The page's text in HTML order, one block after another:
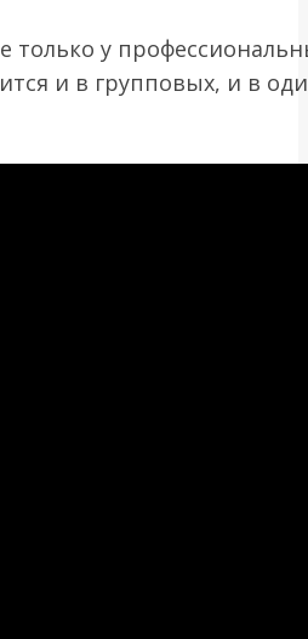
только у
и в групповых, и в